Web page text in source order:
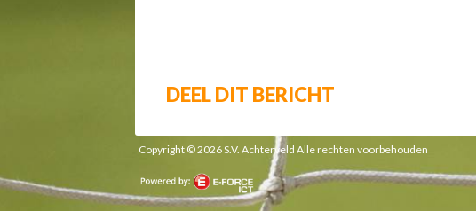
DEEL DIT BERICHT
Copyright © 2026 S.V. Achterveld Alle rechten voorbehouden